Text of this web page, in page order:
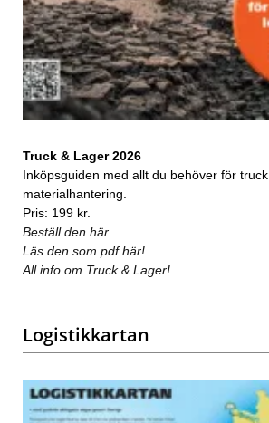
Truck & Lager 2026
Inköpsguiden med allt du behöver för
materialhantering.
Pris: 199 kr.
Beställ den här
Läs den som pdf här!
All info om Truck & Lager!
Logistikkartan